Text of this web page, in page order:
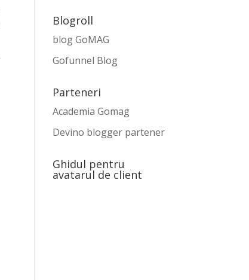
Blogroll
blog GoMAG
Gofunnel Blog
Parteneri
Academia Gomag
Devino blogger partener
Ghidul pentru
avatarul de client